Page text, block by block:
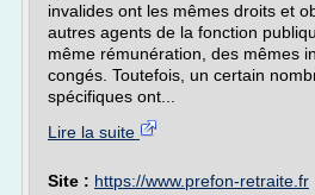
invalides ont les mêmes droits et
autres agents de la fonction
même rémunération, des mêmes
congés. Toutefois, un certain
spécifiques ont...
Lire la suite
Site : https://www.prefon-retraite.fr